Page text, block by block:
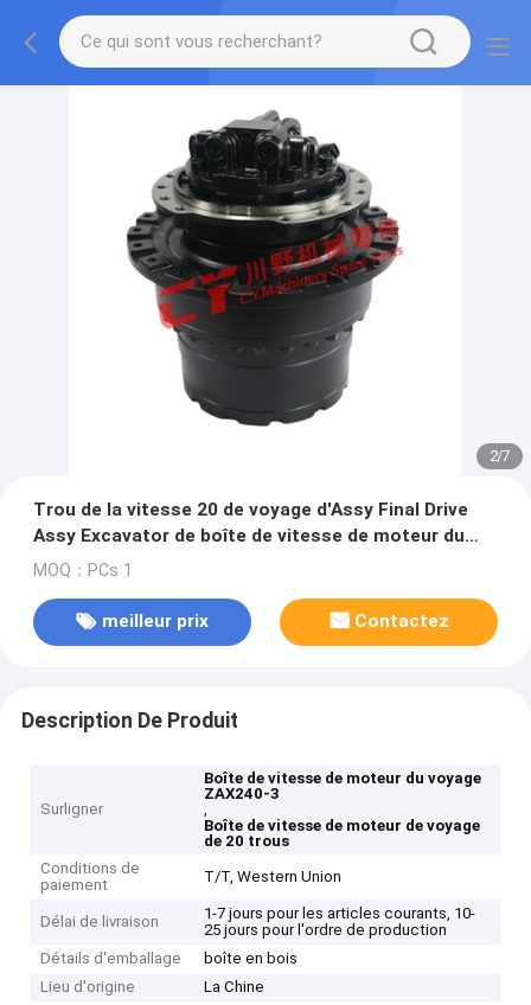
2/7
Trou de la vitesse 20 de voyage d'Assy Final Drive
Assy Excavator de boîte de vitesse de moteur du
voyage ZAX240-3
MOQ：PCs 1
meilleur prix Contactez
Description De Produit
Surligner
Boîte de vitesse de moteur du voyage
ZAX240-3
,
Boîte de vitesse de moteur de voyage
de 20 trous
Conditions de
paiement
T/T, Western Union
Délai de livraison
1-7 jours pour les articles courants, 10-
25 jours pour l'ordre de production
Détails d'emballage
boîte en bois
Lieu d'origine
La Chine